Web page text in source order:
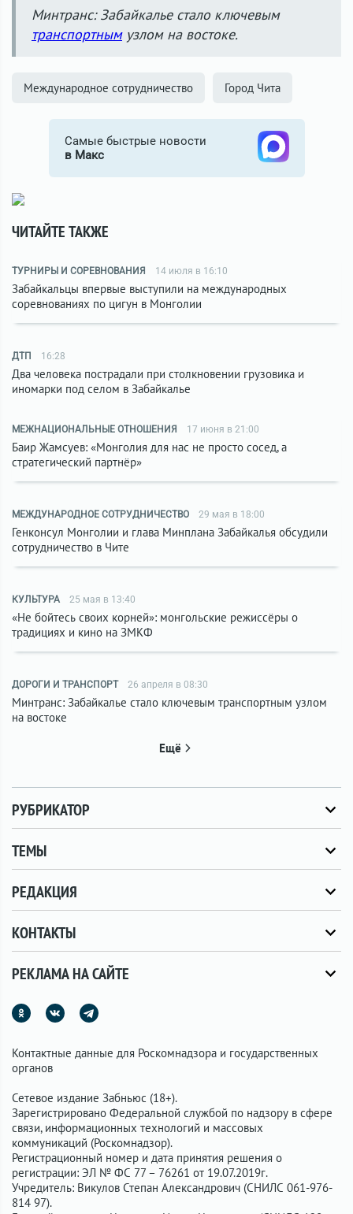
Минтранс: Забайкалье стало ключевым
транспортнымузлом на востоке.
Международное сотрудничество Город Чита
Самые быстрые новости
в Макс
ЧИТАЙТЕ ТАКЖЕ
ТУРНИРЫ И СОРЕВНОВАНИЯ 14 июля в 16:10
Забайкальцы впервые выступили на международных
соревнованиях по цигун в Монголии
ДТП 16:28
Два человека пострадали при столкновении грузовика и
иномарки под селом в Забайкалье
МЕЖНАЦИОНАЛЬНЫЕ ОТНОШЕНИЯ 17 июня в 21:00
Баир Жамсуев: «Монголия для нас не просто сосед, а
стратегический партнёр»
МЕЖДУНАРОДНОЕ СОТРУДНИЧЕСТВО 29 мая в 18:00
Генконсул Монголии и глава Минплана Забайкалья обсудили
сотрудничество в Чите
КУЛЬТУРА 25 мая в 13:40
«Не бойтесь своих корней»: монгольские режиссёры о
традициях и кино на ЗМКФ
ДОРОГИ И ТРАНСПОРТ 26 апреля в 08:30
Минтранс: Забайкалье стало ключевым транспортным узлом
на востоке
Ещё
РУБРИКАТОР
ТЕМЫ
РЕДАКЦИЯ
КОНТАКТЫ
РЕКЛАМА НА САЙТЕ
Контактные данные для Роскомнадзора и государственных
органов
Сетевое издание Забньюс (18+).
Зарегистрировано Федеральной службой по надзору в сфере
связи, информационных технологий и массовых
коммуникаций (Роскомнадзор).
Регистрационный номер и дата принятия решения о
регистрации: ЭЛ № ФС 77 – 76261 от 19.07.2019г.
Учредитель: Викулов Степан Александрович (СНИЛС 061-976-
814 97).